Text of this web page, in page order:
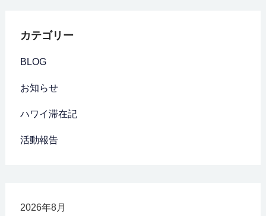
カテゴリー
BLOG
お知らせ
ハワイ滞在記
活動報告
2026年8月